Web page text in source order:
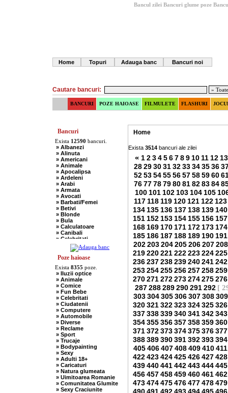
Bancul zilei Bancuri glume poze
Home Topuri Adauga banc Bancuri noi
Cautare bancuri:
BANCURI POZE HAIOASE FILMULETE FLASHURI
Bancuri
Exista 12590 bancuri.
» Albanezi
» Alinuta
» Americani
» Animale
» Apocalipsa
» Ardeleni
» Arabi
» Armata
» Avocati
» Barbati/Femei
» Betivi
» Blonde
» Bula
» Calculatoare
» Canibali
» Celebritati
» Chelneri
» Chuck Norris
» Ciobani
» Copii
» Craciun
» Cugetari
» Culmi
» Deocheate
» Diverse
» Doctori
» Elevi-Studenti
» Englezi
» Evrei
» Francezi
» Ingineri
» Ion si Maria
» Istorice
» Misogine
» Moldoveni
» Mosnegi
» Nebuni
» Negri
» Olteni
» Pescari
Poze haioase
Exista 8355 poze.
» Iluzii optice
» Animale
» Comice
» Fun Bebe
» Celebritati
» Ciudatenii
» Computere
» Automobile
» Diverse
» Reclame
» Sport
» Trucaje
» Bodypainting
» Sexy
» Adulti 18+
» Caricaturi
» Natura glumeata
» Uimitoarea Romanie
» Comunitatea Glumite
» Sexy Craciunite
Home
Exista 3514bancuri ale zilei
« 1 2 3 4 5 6 7 8 9 10 11 12 13
28 29 30 31 32 33 34 35 36
52 53 54 55 56 57 58 59 60
76 77 78 79 80 81 82 83 84
100 101 102 103 104 105
117 118 119 120 121 122 123
134 135 136 137 138 139 140
151 152 153 154 155 156 157
168 169 170 171 172 173 174
185 186 187 188 189 190 191
202 203 204 205 206 207 208
219220221222223224225
236237238239240241242
253254255256257258259
270271272273274275276
287288289290291292 [
303 304 305 306 307 308 309
320321322323324325326
337338339340341342343
354355356357358359360
371372373374375376377
388389390391392393394
405 406 407 408 409 410 411
422423424425426427428
439440441442443444445
456457458459460461462
473474475476477478479